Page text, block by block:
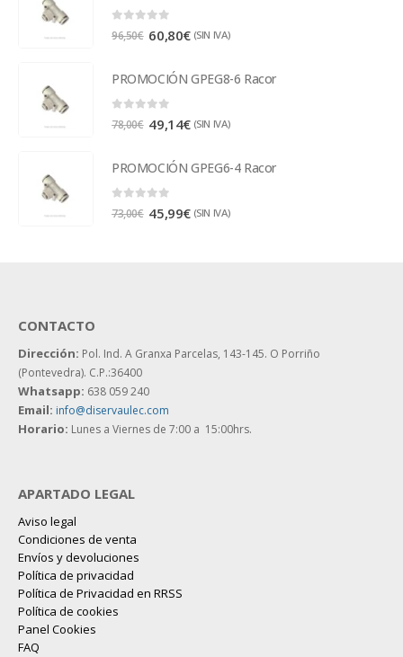
0 out of 5
96,50€ 60,80€ (SIN IVA)
PROMOCIÓN GPEG8-6 Racor
78,00€ 49,14€ (SIN IVA)
PROMOCIÓN GPEG6-4 Racor
73,00€ 45,99€ (SIN IVA)
CONTACTO
Dirección: Pol. Ind. A Granxa Parcelas, 143-145. O Porriño
(Pontevedra). C.P.:36400
Whatsapp: 638 059 240
Email: info@diservaulec.com
Horario: Lunes a Viernes de 7:00 a 15:00hrs.
APARTADO LEGAL
Aviso legal
Condiciones de venta
Envíos y devoluciones
Política de privacidad
Política de Privacidad en RRSS
Política de cookies
Panel Cookies
FAQ